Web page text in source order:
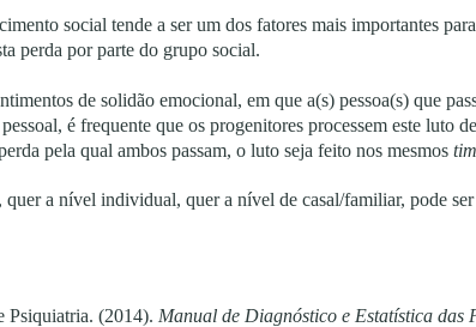
social tende a ser um dos fatores mais importantes
perda por parte do grupo social.
de solidão emocional, em que a(s) pessoa(s) que
é frequente que os progenitores processem este
pela qual ambos passam, o luto seja feito nos mesmos
a nível individual, quer a nível de casal/familiar, pode
Psiquiatria. (2014). Manual de Diagnóstico e Estatística das